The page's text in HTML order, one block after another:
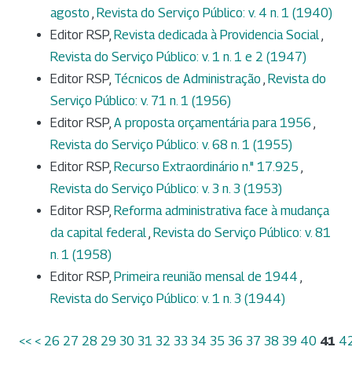
agosto , Revista do Serviço Público: v. 4 n. 1 (1940)
Editor RSP, Revista dedicada à Providencia Social,
Revista do Serviço Público: v. 1 n. 1 e 2 (1947)
Editor RSP, Técnicos de Administração , Revista do
Serviço Público: v. 71 n. 1 (1956)
Editor RSP, A proposta orçamentária para 1956 ,
Revista do Serviço Público: v. 68 n. 1 (1955)
Editor RSP, Recurso Extraordinário n." 17.925 ,
Revista do Serviço Público: v. 3 n. 3 (1953)
Editor RSP, Reforma administrativa face à mudança
da capital federal, Revista do Serviço Público: v. 81
n. 1 (1958)
Editor RSP, Primeira reunião mensal de 1944 ,
Revista do Serviço Público: v. 1 n. 3 (1944)
<< < 26 27 28 29 30 31 32 33 34 35 36 37 38 39 40 41